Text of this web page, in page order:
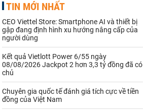
Hạt điều
Khí đốt
Kim loại khác Mắc ca
Ngũ cốc
Nhựa - Hạt nhựa
TIN MỚI NHẤT
CEO Viettel Store: Smartphone AI và thiết bị
gập đang định hình xu hướng nâng cấp của
người dùng
Kết quả Vietlott Power 6/55 ngày
08/08/2026 Jackpot 2 hơn 3,3 tỷ đồng đã có
chủ
Chuyên gia quốc tế đánh giá tích cực về tiền
đồng của Việt Nam